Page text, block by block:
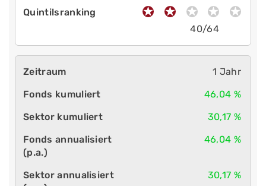
40/64
1 Jahr
46,04 %
30,17 %
46,04 %
30,17 %